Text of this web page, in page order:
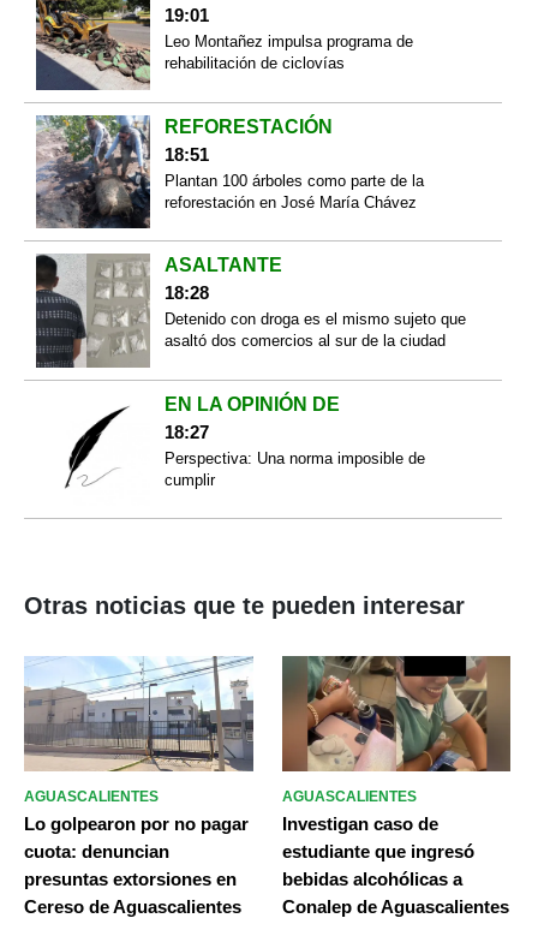
19:01
Leo Montañez impulsa programa de
rehabilitación de ciclovías
REFORESTACIÓN
18:51
Plantan 100 árboles como parte de la
reforestación en José María Chávez
ASALTANTE
18:28
Detenido con droga es el mismo sujeto que
asaltó dos comercios al sur de la ciudad
EN LA OPINIÓN DE
18:27
Perspectiva: Una norma imposible de
cumplir
Otras noticias que te pueden interesar
AGUASCALIENTES
Lo golpearon por no pagar
cuota: denuncian
presuntas extorsiones en
Cereso de Aguascalientes
AGUASCALIENTES
Investigan caso de
estudiante que ingresó
bebidas alcohólicas a
Conalep de Aguascalientes